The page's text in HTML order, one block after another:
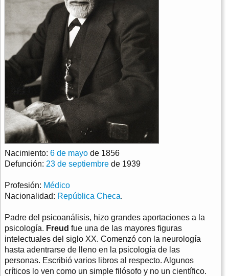
Nacimiento: 6 de mayo de 1856
Defunción: 23 de septiembre de 1939
Profesión: Médico
Nacionalidad: República Checa.
Padre del psicoanálisis, hizo grandes aportaciones a la
psicología. Freud fue una de las mayores figuras
intelectuales del siglo XX. Comenzó con la neurología
hasta adentrarse de lleno en la psicología de las
personas. Escribió varios libros al respecto. Algunos
críticos lo ven como un simple filósofo y no un científico.